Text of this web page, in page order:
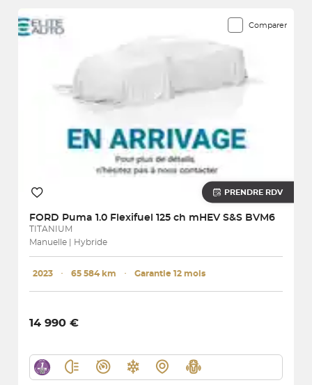
Comparer
PRENDRE RDV
FORD Puma 1.0 Flexifuel 125 ch mHEV S&S BVM6
TITANIUM
Manuelle | Hybride
2023 ･ 65 584 km ･ Garantie 12 mois
14 990 €